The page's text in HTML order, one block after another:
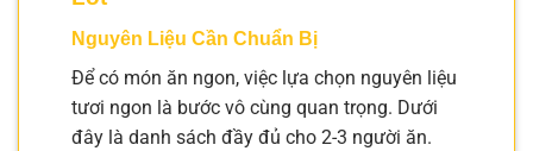
Nguyên Liệu Cần Chuẩn Bị
Để có món ăn ngon, việc lựa chọn nguyên liệu
tươi ngon là bước vô cùng quan trọng. Dưới
đây là danh sách đầy đủ cho 2-3 người ăn.